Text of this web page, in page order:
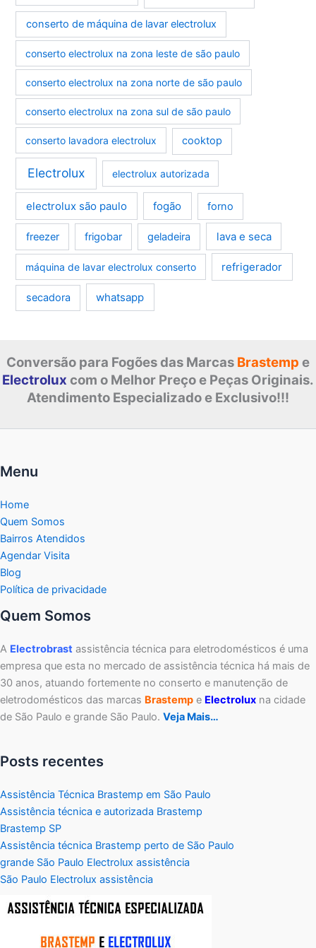
conserto de máquina de lavar electrolux
conserto electrolux na zona leste de são paulo
conserto electrolux na zona norte de são paulo
conserto electrolux na zona sul de são paulo
conserto lavadora electrolux cooktop
Electrolux electrolux autorizada
electrolux são paulo fogão forno
freezer frigobar geladeira lava e seca
máquina de lavar electrolux conserto refrigerador
secadora whatsapp
Conversão para Fogões das Marcas Brastemp e
Electrolux com o Melhor Preço e Peças Originais.
Atendimento Especializado e Exclusivo!!!
Menu
Home
Quem Somos
Bairros Atendidos
Agendar Visita
Blog
Política de privacidade
Quem Somos
A Electrobrast assistência técnica para eletrodomésticos é uma
empresa que esta no mercado de assistência técnica há mais de
30 anos, atuando fortemente no conserto e manutenção de
eletrodomésticos das marcas Brastemp e Electrolux na cidade
de São Paulo e grande São Paulo. Veja Mais…
Posts recentes
Assistência Técnica Brastemp em São Paulo
Assistência técnica e autorizada Brastemp
Brastemp SP
Assistência técnica Brastemp perto de São Paulo
grande São Paulo Electrolux assistência
São Paulo Electrolux assistência